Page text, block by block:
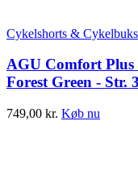
Cykelshorts &
AGU Comfort Plus
Forest Green - Str.
749,00 kr. Køb nu